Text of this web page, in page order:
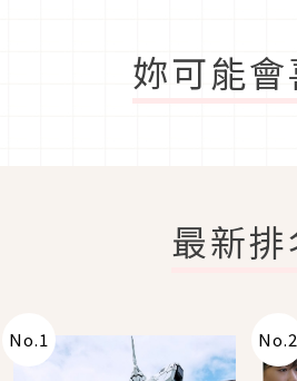
妳可能會
最新排
No.1 No.2